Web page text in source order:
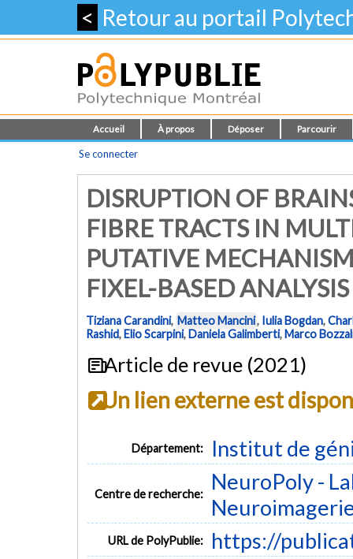
< Retour au portail
Accueil À propos Déposer Parcourir
Se connecter
DISRUPTION OF
FIBRE TRACTS IN
PUTATIVE
FIXEL-BASED ANALYSIS
Tiziana Carandini, Matteo Mancini, Iulia Bogdan,
Rashid,Elio Scarpini,Daniela Galimberti,Marco
Article de revue (2021)
Un lien externe est
Département: Institut de
Centre de recherche:
NeuroPoly -
URL de PolyPublie: https://